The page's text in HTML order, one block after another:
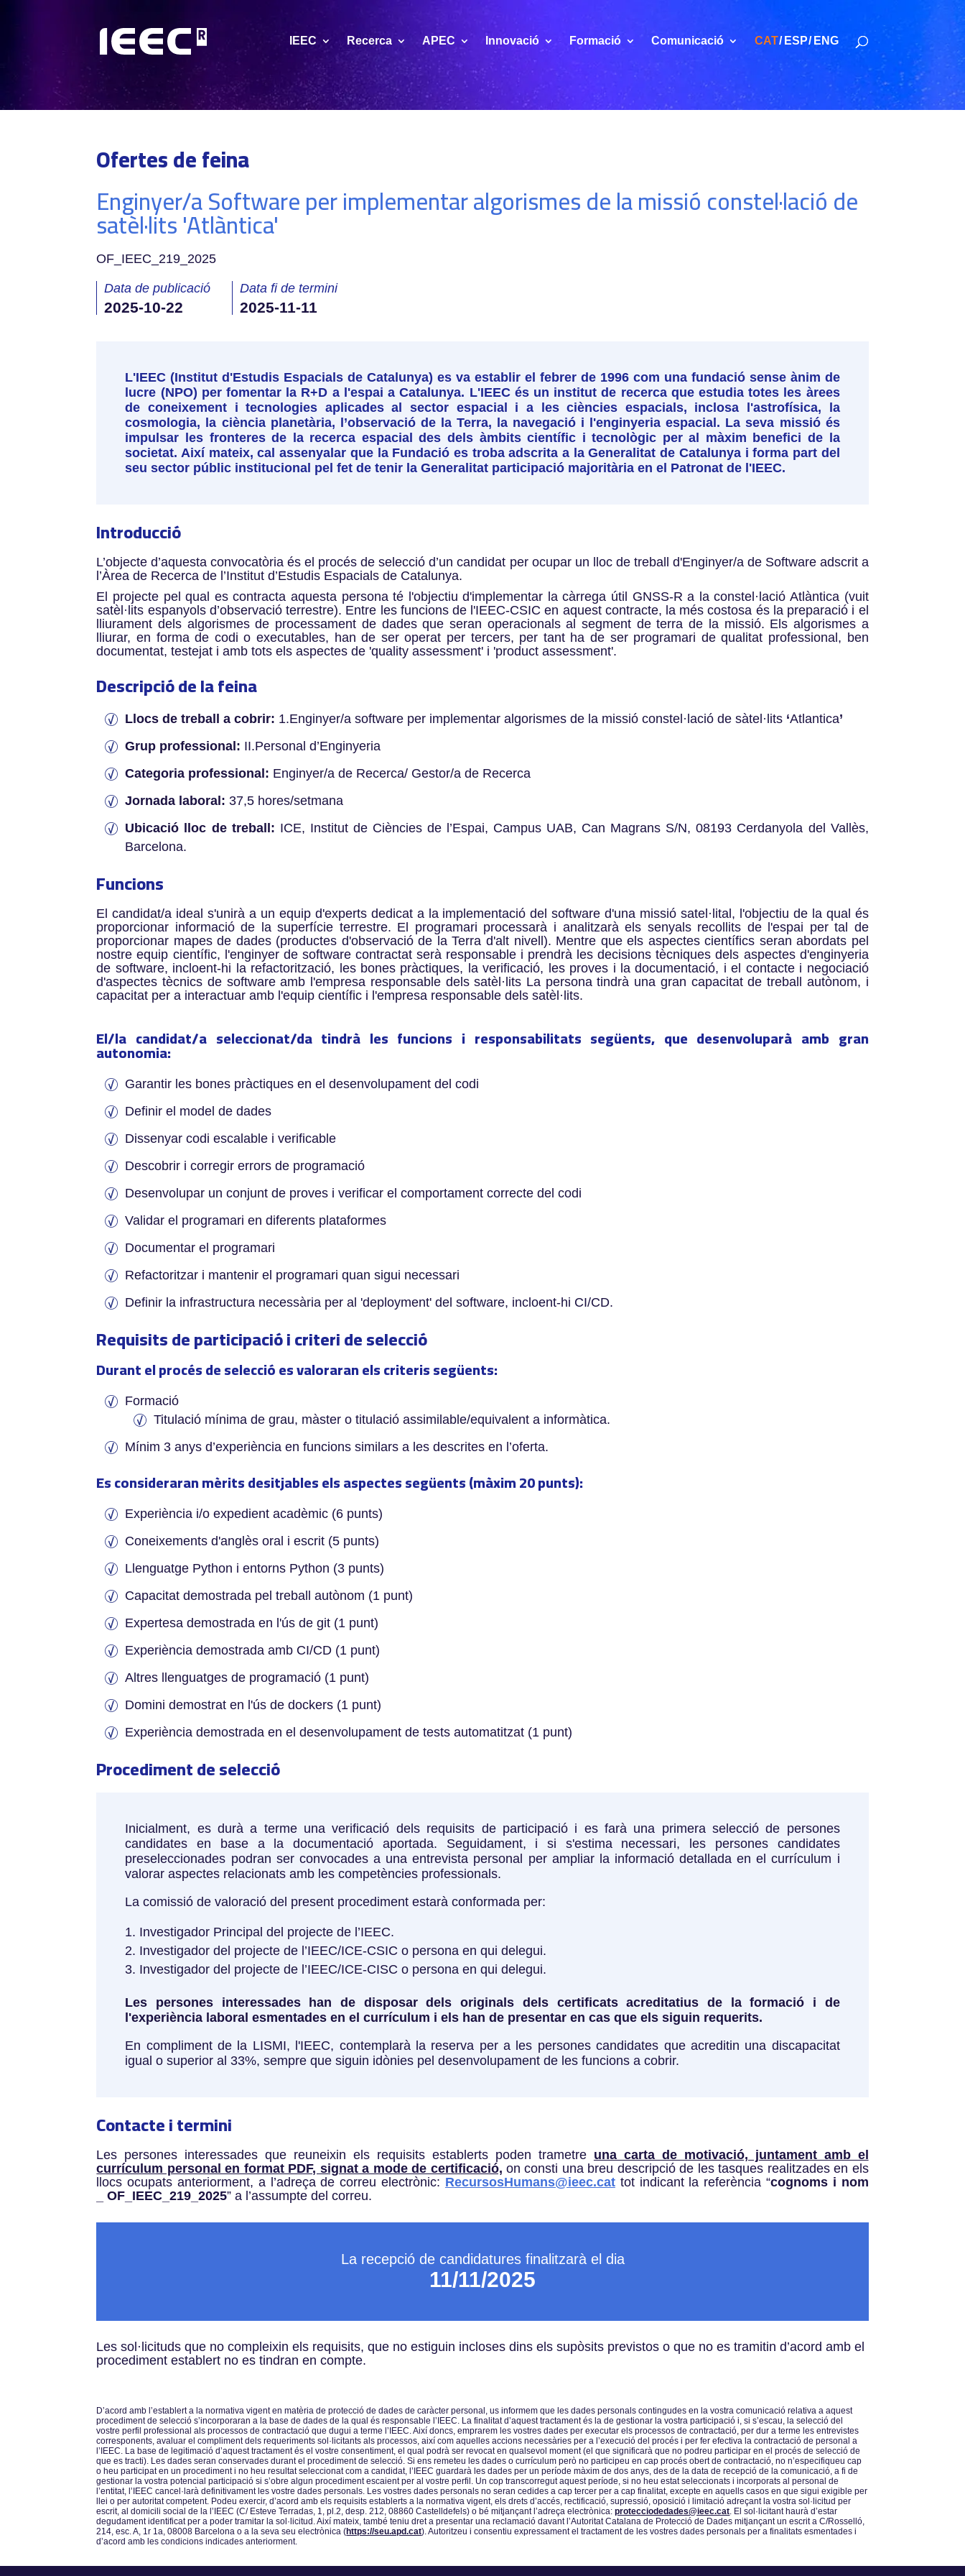
IEEC Recerca APEC Innovació Formació Comunicació CAT ESP ENG
Ofertes de feina
Enginyer/a Software per implementar algorismes de la missió constel·lació de
satèl·lits 'Atlàntica'
OF_IEEC_219_2025
Data de publicació
2025-10-22
Data fi de termini
2025-11-11
L'IEEC (Institut d'Estudis Espacials de Catalunya) es va establir el febrer de 1996 com una fundació sense ànim de
lucre (NPO) per fomentar la R+D a l'espai a Catalunya. L'IEEC és un institut de recerca que estudia totes les àrees
de coneixement i tecnologies aplicades al sector espacial i a les ciències espacials, inclosa l'astrofísica, la
cosmologia, la ciència planetària, l’observació de la Terra, la navegació i l'enginyeria espacial. La seva missió és
impulsar les fronteres de la recerca espacial des dels àmbits científic i tecnològic per al màxim benefici de la
societat. Així mateix, cal assenyalar que la Fundació es troba adscrita a la Generalitat de Catalunya i forma part del
seu sector públic institucional pel fet de tenir la Generalitat participació majoritària en el Patronat de l'IEEC.
Introducció
L’objecte d’aquesta convocatòria és el procés de selecció d’un candidat per ocupar un lloc de treball d'Enginyer/a de Software adscrit a
l’Àrea de Recerca de l’Institut d’Estudis Espacials de Catalunya.
El projecte pel qual es contracta aquesta persona té l'objectiu d'implementar la càrrega útil GNSS-R a la constel·lació Atlàntica (vuit
satèl·lits espanyols d’observació terrestre). Entre les funcions de l'IEEC-CSIC en aquest contracte, la més costosa és la preparació i el
lliurament dels algorismes de processament de dades que seran operacionals al segment de terra de la missió. Els algorismes a
lliurar, en forma de codi o executables, han de ser operat per tercers, per tant ha de ser programari de qualitat professional, ben
documentat, testejat i amb tots els aspectes de 'quality assessment' i 'product assessment'.
Descripció de la feina
Llocs de treball a cobrir: 1.Enginyer/a software per implementar algorismes de la missió constel·lació de sàtel·lits ‘Atlantica’
Grup professional: II.Personal d’Enginyeria
Categoria professional: Enginyer/a de Recerca/ Gestor/a de Recerca
Jornada laboral: 37,5 hores/setmana
Ubicació lloc de treball: ICE, Institut de Ciències de l’Espai, Campus UAB, Can Magrans S/N, 08193 Cerdanyola del Vallès,
Barcelona.
Funcions
El candidat/a ideal s'unirà a un equip d'experts dedicat a la implementació del software d'una missió satel·lital, l'objectiu de la qual és
proporcionar informació de la superfície terrestre. El programari processarà i analitzarà els senyals recollits de l'espai per tal de
proporcionar mapes de dades (productes d'observació de la Terra d'alt nivell). Mentre que els aspectes científics seran abordats pel
nostre equip científic, l'enginyer de software contractat serà responsable i prendrà les decisions tècniques dels aspectes d'enginyeria
de software, incloent-hi la refactorització, les bones pràctiques, la verificació, les proves i la documentació, i el contacte i negociació
d'aspectes tècnics de software amb l'empresa responsable dels satèl·lits La persona tindrà una gran capacitat de treball autònom, i
capacitat per a interactuar amb l'equip científic i l'empresa responsable dels satèl·lits.
El/la candidat/a seleccionat/da tindrà les funcions i responsabilitats següents, que desenvoluparà amb gran
autonomia:
Garantir les bones pràctiques en el desenvolupament del codi
Definir el model de dades
Dissenyar codi escalable i verificable
Descobrir i corregir errors de programació
Desenvolupar un conjunt de proves i verificar el comportament correcte del codi
Validar el programari en diferents plataformes
Documentar el programari
Refactoritzar i mantenir el programari quan sigui necessari
Definir la infrastructura necessària per al 'deployment' del software, incloent-hi CI/CD.
Requisits de participació i criteri de selecció
Durant el procés de selecció es valoraran els criteris següents:
Formació
Titulació mínima de grau, màster o titulació assimilable/equivalent a informàtica.
Mínim 3 anys d’experiència en funcions similars a les descrites en l’oferta.
Es consideraran mèrits desitjables els aspectes següents (màxim 20 punts):
Experiència i/o expedient acadèmic (6 punts)
Coneixements d'anglès oral i escrit (5 punts)
Llenguatge Python i entorns Python (3 punts)
Capacitat demostrada pel treball autònom (1 punt)
Expertesa demostrada en l'ús de git (1 punt)
Experiència demostrada amb CI/CD (1 punt)
Altres llenguatges de programació (1 punt)
Domini demostrat en l'ús de dockers (1 punt)
Experiència demostrada en el desenvolupament de tests automatitzat (1 punt)
Procediment de selecció
Inicialment, es durà a terme una verificació dels requisits de participació i es farà una primera selecció de persones
candidates en base a la documentació aportada. Seguidament, i si s'estima necessari, les persones candidates
preseleccionades podran ser convocades a una entrevista personal per ampliar la informació detallada en el currículum i
valorar aspectes relacionats amb les competències professionals.
La comissió de valoració del present procediment estarà conformada per:
Investigador Principal del projecte de l’IEEC.
Investigador del projecte de l’IEEC/ICE-CSIC o persona en qui delegui.
Investigador del projecte de l’IEEC/ICE-CISC o persona en qui delegui.
Les persones interessades han de disposar dels originals dels certificats acreditatius de la formació i de
l'experiència laboral esmentades en el currículum i els han de presentar en cas que els siguin requerits.
En compliment de la LISMI, l'IEEC, contemplarà la reserva per a les persones candidates que acreditin una discapacitat
igual o superior al 33%, sempre que siguin idònies pel desenvolupament de les funcions a cobrir.
Contacte i termini
Les persones interessades que reuneixin els requisits establerts poden trametre una carta de motivació, juntament amb el
currículum personal en format PDF, signat a mode de certificació, on consti una breu descripció de les tasques realitzades en els
llocs ocupats anteriorment, a l’adreça de correu electrònic: RecursosHumans@ieec.cattot indicant la referència “cognoms i nom
OF_IEEC_219_2025” a l’assumpte del correu.
La recepció de candidatures finalitzarà el dia
11/11/2025
Les sol·licituds que no compleixin els requisits, que no estiguin incloses dins els supòsits previstos o que no es tramitin d’acord amb el
procediment establert no es tindran en compte.
Dʼacord amb lʼestablert a la normativa vigent en matèria de protecció de dades de caràcter personal, us informem que les dades personals contingudes en la vostra comunicació relativa a aquest
procediment de selecció sʼincorporaran a la base de dades de la qual és responsable lʼIEEC. La finalitat dʼaquest tractament és la de gestionar la vostra participació i, si sʼescau, la selecció del
vostre perfil professional als processos de contractació que dugui a terme lʼIEEC. Així doncs, emprarem les vostres dades per executar els processos de contractació, per dur a terme les entrevistes
corresponents, avaluar el compliment dels requeriments sol·licitants als processos, així com aquelles accions necessàries per a lʼexecució del procés i per fer efectiva la contractació de personal a
lʼIEEC. La base de legitimació dʼaquest tractament és el vostre consentiment, el qual podrà ser revocat en qualsevol moment (el que significarà que no podreu participar en el procés de selecció de
que es tracti). Les dades seran conservades durant el procediment de selecció. Si ens remeteu les dades o currículum però no participeu en cap procés obert de contractació, no nʼespecifiqueu cap
o heu participat en un procediment i no heu resultat seleccionat com a candidat, lʼIEEC guardarà les dades per un període màxim de dos anys, des de la data de recepció de la comunicació, a fi de
gestionar la vostra potencial participació si sʼobre algun procediment escaient per al vostre perfil. Un cop transcorregut aquest període, si no heu estat seleccionats i incorporats al personal de
lʼentitat, lʼIEEC cancel·larà definitivament les vostre dades personals. Les vostres dades personals no seran cedides a cap tercer per a cap finalitat, excepte en aquells casos en que sigui exigible per
llei o per autoritat competent. Podeu exercir, dʼacord amb els requisits establerts a la normativa vigent, els drets dʼaccés, rectificació, supressió, oposició i limitació adreçant la vostra sol·licitud per
escrit, al domicili social de la lʼIEEC (C/ Esteve Terradas, 1, pl.2, desp. 212, 08860 Castelldefels) o bé mitjançant lʼadreça electrònica:protecciodedades@ieec.cat. El sol·licitant haurà dʼestar
degudament identificat per a poder tramitar la sol·licitud. Així mateix, també teniu dret a presentar una reclamació davant lʼAutoritat Catalana de Protecció de Dades mitjançant un escrit a C/Rosselló,
214, esc. A, 1r 1a, 08008 Barcelona o a la seva seu electrònica (https://seu.apd.cat). Autoritzeu i consentiu expressament el tractament de les vostres dades personals per a finalitats esmentades i
dʼacord amb les condicions indicades anteriorment.